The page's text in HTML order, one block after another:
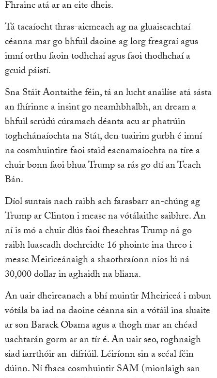
Fhrainc atá ar an eite dheis.
Tá tacaíocht thras-aicmeach ag na gluaiseachtaí
céanna mar go bhfuil daoine ag lorg freagraí agus
imní orthu faoin todhchaí agus faoi thodhchaí a
gcuid páistí.
Sna Stáit Aontaithe féin, tá an lucht anailíse atá sásta
an fhírinne a insint go neamhbhalbh, an dream a
bhfuil scrúdú cúramach déanta acu ar phatrúin
toghchánaíochta na Stát, den tuairim gurbh é imní
na cosmhuintire faoi staid eacnamaíochta na tíre a
chuir bonn faoi bhua Trump sa rás go dtí an Teach
Bán.
Díol suntais nach raibh ach farasbarr an-chúng ag
Trump ar Clinton i measc na vótálaithe saibhre. An
ní is mó a chuir dlús faoi fheachtas Trump ná go
raibh luascadh dochreidte 16 phointe ina threo i
measc Meiriceánaigh a shaothraíonn níos lú ná
30,000 dollar in aghaidh na bliana.
An uair dheireanach a bhí muintir Mheiriceá i mbun
vótála ba iad na daoine céanna sin a vótáil ina sluaite
ar son Barack Obama agus a thogh mar an chéad
uachtarán gorm ar an tír é. An uair seo, roghnaigh
siad iarrthóir an-difriúil. Léiríonn sin a scéal féin
dúinn. Ní fhaca cosmhuintir SAM (mionlaigh san